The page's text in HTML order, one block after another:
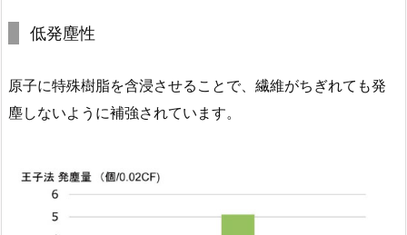
低発塵性
原子に特殊樹脂を含浸させることで、繊維がちぎれても発
塵しないように補強されています。